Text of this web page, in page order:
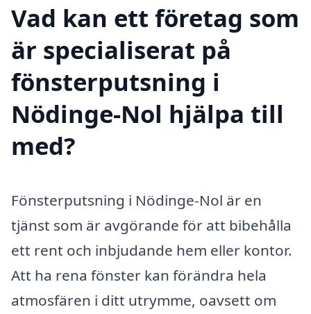
Vad kan ett företag som
är specialiserat på
fönsterputsning i
Nödinge-Nol hjälpa till
med?
Fönsterputsning i Nödinge-Nol är en
tjänst som är avgörande för att bibehålla
ett rent och inbjudande hem eller kontor.
Att ha rena fönster kan förändra hela
atmosfären i ditt utrymme, oavsett om